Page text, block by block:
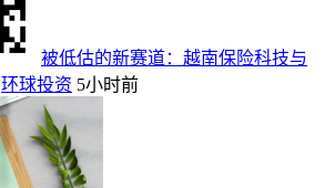
被低估的新赛道：越南保险科技与
环球投资 5小时前